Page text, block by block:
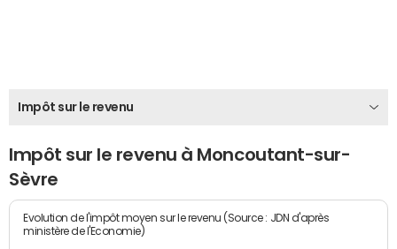
Impôt sur le revenu
Impôt sur le revenu à Moncoutant-sur-
Sèvre
Evolution de l'impôt moyen sur le revenu (Source : JDN d'après
ministère de l'Economie)